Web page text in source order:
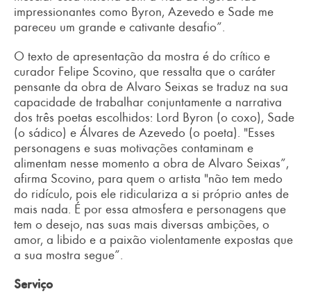
impressionantes como Byron, Azevedo e Sade me
pareceu um grande e cativante desafio”.
O texto de apresentação da mostra é do crítico e
curador Felipe Scovino, que ressalta que o caráter
pensante da obra de Alvaro Seixas se traduz na sua
capacidade de trabalhar conjuntamente a narrativa
dos três poetas escolhidos: Lord Byron (o coxo), Sade
(o sádico) e Álvares de Azevedo (o poeta). "Esses
personagens e suas motivações contaminam e
alimentam nesse momento a obra de Alvaro Seixas”,
afirma Scovino, para quem o artista "não tem medo
do ridículo, pois ele ridiculariza a si próprio antes de
mais nada. É por essa atmosfera e personagens que
tem o desejo, nas suas mais diversas ambições, o
amor, a libido e a paixão violentamente expostas que
a sua mostra segue”.
Serviço